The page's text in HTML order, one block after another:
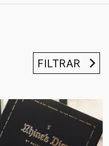
FILTRAR